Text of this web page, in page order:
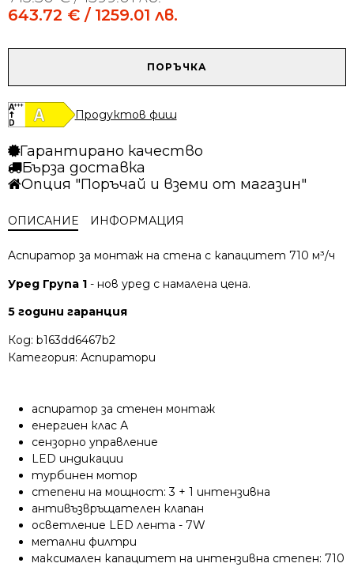
price
715.30 €
643.72 € / 1259.01 лв.
price
643.72 €
Elica
Plat
55
черен
ПОРЪЧКА
Продуктов фиш
Гарантирано качество
Бърза доставка
Опция "Поръчай и вземи от магазин"
ОПИСАНИЕ ИНФОРМАЦИЯ
Aспиратор за монтаж на стена с капацитет 710 м³/ч
Уред Група 1 - нов уред с намалена цена.
5 години гаранция
Код: b163dd6467b2
Категория: Аспиратори
аспиратор за стенен монтаж
енергиен клас А
сензорно управление
LED индикации
турбинен мотор
степени на мощност: 3 + 1 интензивна
антивъзвръщателен клапан
осветление LED лента - 7W
метални филтри
максимален капацитет на интензивна степен: 710